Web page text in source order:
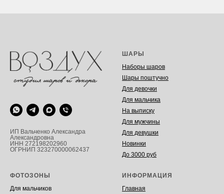
ИП Вальченко Александра
Александровна
ИНН 272198202960
ОГРНИП 323270000062437
ШАРЫ
Наборы шаров
Шары поштучно
Для девочки
Для мальчика
На выписку
Для мужчины
Для девушки
Новинки
До 3000 руб
ФОТОЗОНЫ
Для мальчиков
ИНФОРМАЦИЯ
Главная